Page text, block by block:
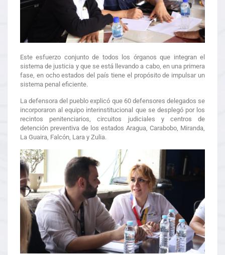
Este esfuerzo conjunto de todos los órganos que integran el
sistema de justicia y que se está llevando a cabo, en una primera
fase, en ocho estados del país tiene el propósito de impulsar un
sistema penal eficiente.
La defensora del pueblo explicó que 60 defensores delegados se
incorporaron al equipo interinstitucional que se desplegó por los
recintos penitenciarios, circuitos judiciales y centros de
detención preventiva de los estados Aragua, Carabobo, Miranda,
La Guaira, Falcón, Lara y Zulia.